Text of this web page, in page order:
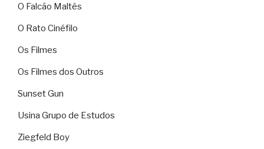
O Falcão Maltês
O Rato Cinéfilo
Os Filmes
Os Filmes dos Outros
Sunset Gun
Usina Grupo de Estudos
Ziegfeld Boy